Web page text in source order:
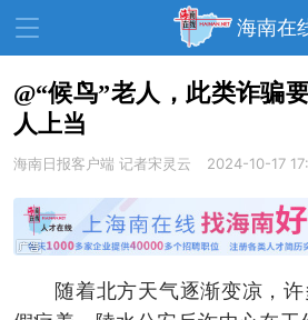
海南在
资讯中心
教育 健康 房产
生活 演出 活动
@“候鸟”老人，此类诈骗
人上当
海南日报客户端 记者宋灵云 2024-10-17
随着北方天气逐渐变凉，许